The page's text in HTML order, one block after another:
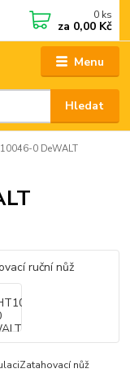
Menu
Hledat
0 ks
za 0,00 Kč
0 DeWALT
nůž